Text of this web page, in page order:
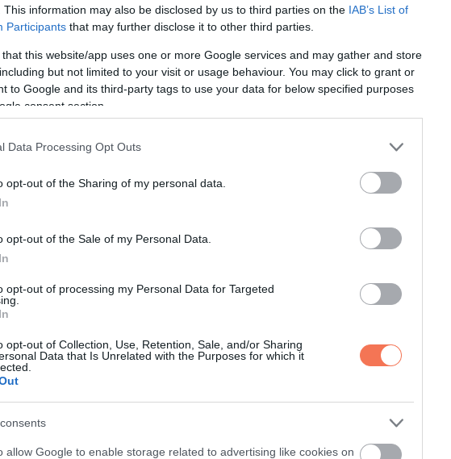
This information may also be disclosed by us to third parties on the IAB’s List of
Participants that may further disclose it to other third parties.
that this website/app uses one or more Google services and may gather and store
but not limited to your visit or usage behaviour. You may click to grant or
to Google and its third-party tags to use your data for below specified purposes
consent section.
Data Processing Opt Outs
opt-out of the Sharing of my personal data.
opt-out of the Sale of my Personal Data.
opt-out of processing my Personal Data for Targeted
opt-out of Collection, Use, Retention, Sale, and/or Sharing
Data that Is Unrelated with the Purposes for which it
allow Google to enable storage related to advertising like cookies on
azonban elmondta a Fox 5 Atlanta televíziónak, hogy amikor Lock
is ilyen volt-e a hajam” –